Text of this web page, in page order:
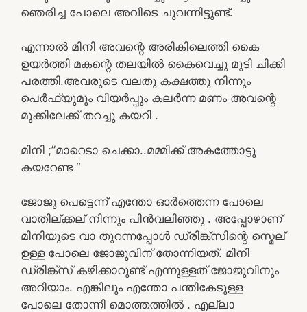
ഞെരിച്ച പോലെ അവിടെ ചുവന്നിട്ടുണ്ട്.
എന്നാൽ മിനി അവന്റെ അരികിലെത്തി കൈ
ഉയർത്തി മകന്റെ തലയിൽ കൈവെച്ചു മുടി ചിക്കി
പരത്തി.അവരുടെ വലതു കക്ഷത്തു നിന്നും
പെർഫ്യൂമും വിയർപ്പും കലർന്ന മണം അവന്റെ
മൂക്കിലേക്ക് തറച്ചു കയറി .
മിനി ;”മാറെടാ ചെക്കാ..മമ്മിക്ക് അകത്തോട്ടു
കയറേണ്ട “
ജോജു പെട്ടെന്ന് എന്തോ ഓർത്തെന്ന പോലെ
വാതില്ക്കല് നിന്നും പിൻവലിഞ്ഞു . അപ്പോഴാണ്
മിനിയുടെ വാ തുറന്നപ്പോൾ ഡ്രിങ്ക്സിന്റെ സ്മെല്
ഉള്ള പോലെ ജോജുവിന്‌ തോന്നിയത്. മിനി
ഡ്രിങ്ക്സ് കഴിക്കാറുണ്ട് എന്നുള്ളത് ജോജുവിനും
അറിയാം. എങ്കിലും എന്തോ പന്തികേടുള്ള
പോലെ തോന്നി മൊത്തത്തിൽ . എല്ലാ